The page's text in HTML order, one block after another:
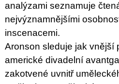
analýzami seznamuje
nejvýznamnějšími
inscenacemi.
Aronson sleduje jak vnější
americké divadelní
zakotvené uvnitř
300
Kč
Původně:
350